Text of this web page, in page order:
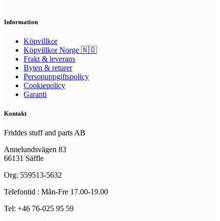
Information
Köpvillkor
Köpvillkor Norge 🇳🇴
Frakt & leverans
Byten & returer
Personuppgiftspolicy
Cookiepolicy
Garanti
Kontakt
Friddes stuff and parts AB
Annelundsvägen 83
66131 Säffle
Org: 559513-5632
Telefontid : Mån-Fre 17.00-19.00
Tel: +46 76-025 95 59